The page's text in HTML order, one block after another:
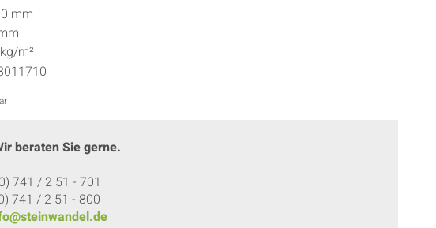
mm
m²
beraten Sie gerne.
741 / 2 51 - 701
741 / 2 51 - 800